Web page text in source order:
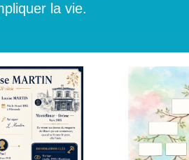
la vie.